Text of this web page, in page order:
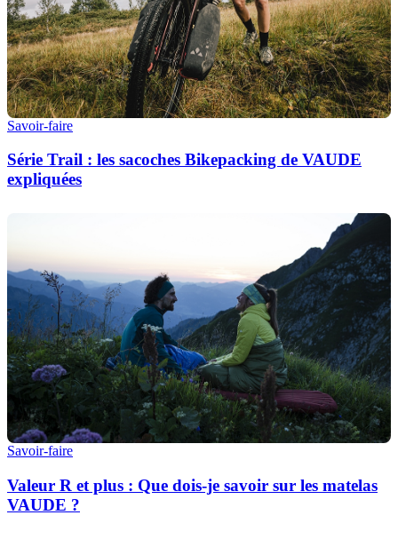
Savoir-faire
Série Trail : les sacoches Bikepacking de VAUDE
expliquées
Savoir-faire
Valeur R et plus : Que dois-je savoir sur les matelas
VAUDE ?